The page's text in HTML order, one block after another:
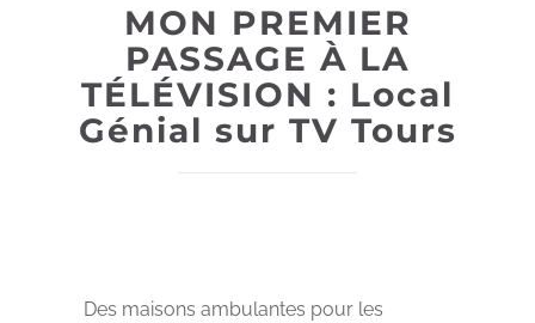
L’ ASSOCIATION
NOS CAHUTES
MON PREMIER
PASSAGE À LA
TÉLÉVISION : Local
Génial sur TV Tours
Des maisons ambulantes pour les